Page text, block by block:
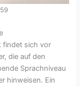
findet sich vor
die auf den
Sprachniveau
hinweisen. Ein